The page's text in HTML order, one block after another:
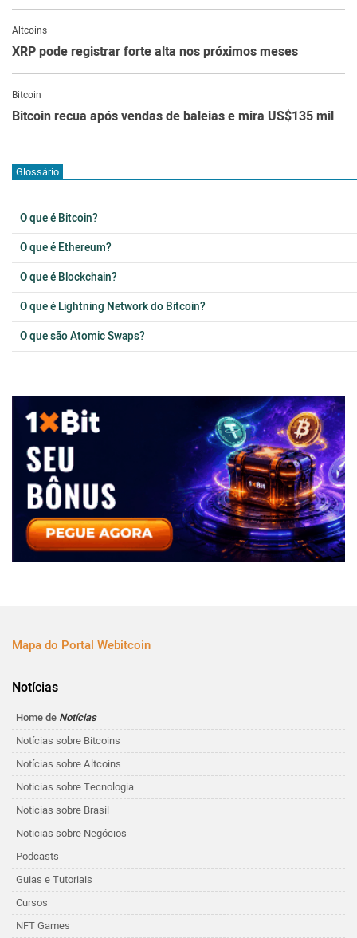
Altcoins
XRP pode registrar forte alta nos próximos meses
Bitcoin
Bitcoin recua após vendas de baleias e mira US$135 mil
Glossário
O que é Bitcoin?
O que é Ethereum?
O que é Blockchain?
O que é Lightning Network do Bitcoin?
O que são Atomic Swaps?
Mapa do Portal Webitcoin
Notícias
Home de Notícias
Notícias sobre Bitcoins
Notícias sobre Altcoins
Noticias sobre Tecnologia
Noticias sobre Brasil
Noticias sobre Negócios
Podcasts
Guias e Tutoriais
Cursos
NFT Games